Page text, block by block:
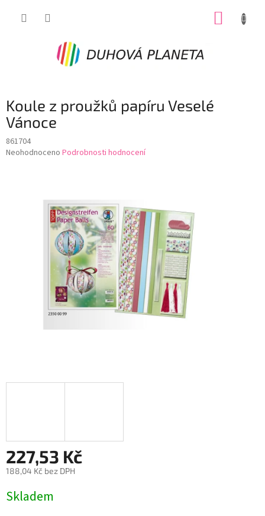
Koule z proužků papíru Veselé
Vánoce
861704
Průměrné
Neohodnoceno Podrobnosti hodnocení
227,53 Kč
188,04 Kč bez DPH
cena:
Skladem